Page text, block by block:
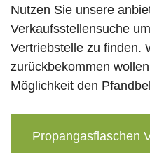
Nutzen Sie unsere
Verkaufsstellensuche
Vertriebstelle zu finden.
zurückbekommen
Möglichkeit den
Propangasflaschen